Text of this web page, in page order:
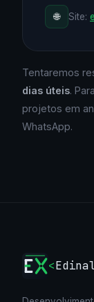
🌐 Site:
Tentaremos
dias úteis.
projetos em
WhatsApp.
<